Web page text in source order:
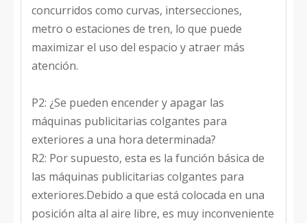
concurridos como curvas, intersecciones,
metro o estaciones de tren, lo que puede
maximizar el uso del espacio y atraer más
atención.
P2: ¿Se pueden encender y apagar las
máquinas publicitarias colgantes para
exteriores a una hora determinada?
R2: Por supuesto, esta es la función básica de
las máquinas publicitarias colgantes para
exteriores.Debido a que está colocada en una
posición alta al aire libre, es muy inconveniente